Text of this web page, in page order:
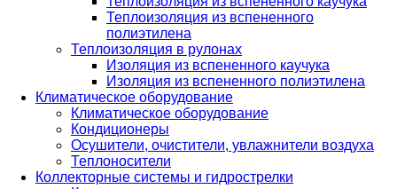
Теплоизоляция из вспененного
полиэтилена
Теплоизоляция в рулонах
Изоляция из вспененного каучука
Изоляция из вспененного полиэтилена
Климатическое оборудование
Климатическое оборудование
Кондиционеры
Осушители, очистители, увлажнители воздуха
Теплоносители
Коллекторные системы и гидрострелки